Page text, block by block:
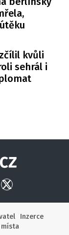
kvůli
sehrál i
Globe24
Přejít
X
Inzerce